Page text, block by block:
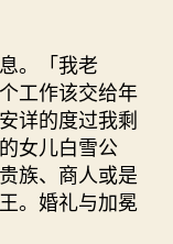
。「我老
工作该交给年
详的度过我剩
女儿白雪公
族、商人或是
。婚礼与加冕